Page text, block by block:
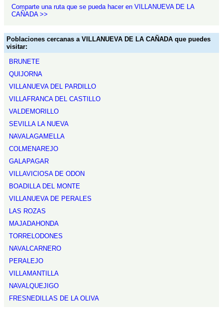
Comparte una ruta que se pueda hacer en VILLANUEVA DE LA
CAÑADA >>
Poblaciones cercanas a VILLANUEVA DE LA CAÑADA que puedes
visitar:
BRUNETE
QUIJORNA
VILLANUEVA DEL PARDILLO
VILLAFRANCA DEL CASTILLO
VALDEMORILLO
SEVILLA LA NUEVA
NAVALAGAMELLA
COLMENAREJO
GALAPAGAR
VILLAVICIOSA DE ODON
BOADILLA DEL MONTE
VILLANUEVA DE PERALES
LAS ROZAS
MAJADAHONDA
TORRELODONES
NAVALCARNERO
PERALEJO
VILLAMANTILLA
NAVALQUEJIGO
FRESNEDILLAS DE LA OLIVA